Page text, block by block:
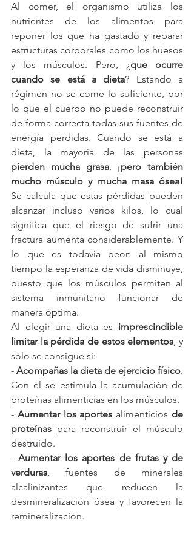
Al comer, el organismo utiliza los
nutrientes de los alimentos para
reponer los que ha gastado y reparar
estructuras corporales como los huesos
y los músculos. Pero, ¿que ocurre
cuando se está a dieta? Estando a
régimen no se come lo suficiente, por
lo que el cuerpo no puede reconstruir
de forma correcta todas sus fuentes de
energía perdidas. Cuando se está a
pierden mucha grasa, ¡pero también
Se calcula que estas pérdidas pueden
alcanzar incluso varios kilos, lo cual
significa que el riesgo de sufrir una
fractura aumenta considerablemente. Y
lo que es todavía peor: al mismo
tiempo la esperanza de vida disminuye,
puesto que los músculos permiten al
sistema inmunitario funcionar de
manera óptima.
Al elegir una dieta es imprescindible
limitar la pérdida de estos elementos, y
sólo se consigue si:
- Acompañas la dieta de ejercicio físico.
Con él se estimula la acumulación de
proteínas alimenticias en los músculos.
- Aumentar los aportes alimenticios de
proteínas para reconstruir el músculo
destruido.
- Aumentar los aportes de frutas y de
verduras, fuentes de minerales
alcalinizantes que reducen la
desmineralización ósea y favorecen la
remineralización.